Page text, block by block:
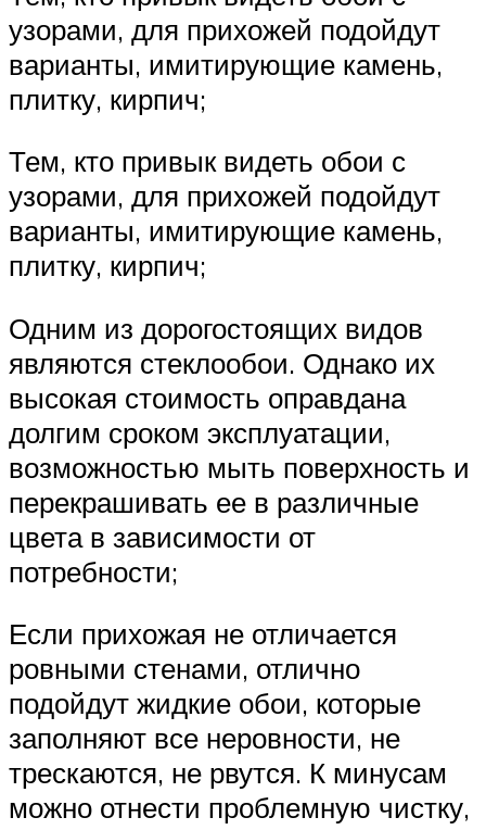
узорами, для прихожей подойдут
варианты, имитирующие камень,
плитку, кирпич;
Тем, кто привык видеть обои с
узорами, для прихожей подойдут
варианты, имитирующие камень,
плитку, кирпич;
Одним из дорогостоящих видов
являются стеклообои. Однако их
высокая стоимость оправдана
долгим сроком эксплуатации,
возможностью мыть поверхность и
перекрашивать ее в различные
цвета в зависимости от
потребности;
Если прихожая не отличается
ровными стенами, отлично
подойдут жидкие обои, которые
заполняют все неровности, не
трескаются, не рвутся. К минусам
можно отнести проблемную чистку,